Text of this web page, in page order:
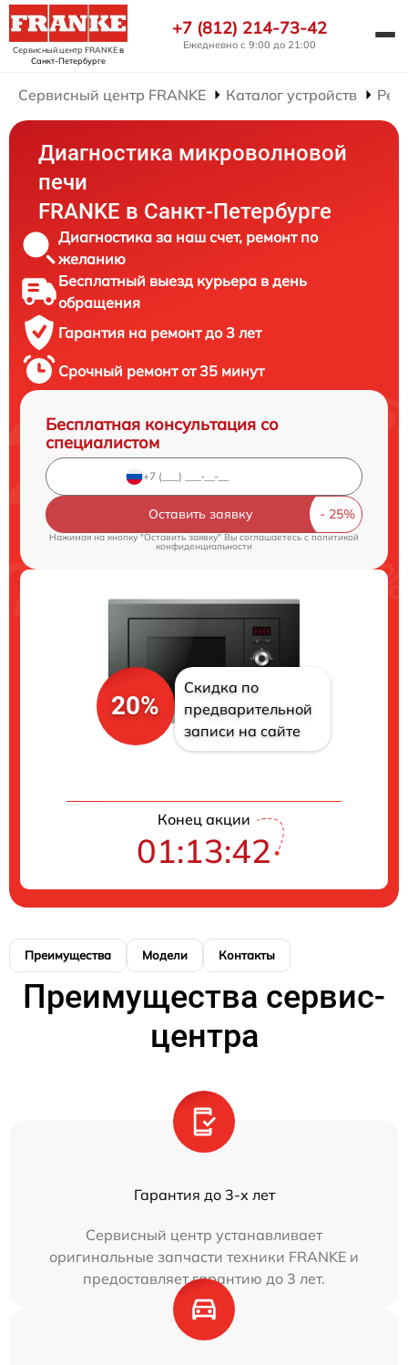
Сервисный центр FRANKEв
Санкт-Петербурге
+7 (812) 214-73-42
Ежедневно с 9:00 до 21:00
Сервисный центр FRANKE Каталог устройств
Диагностика микроволновой
печи
FRANKE в Санкт-Петербурге
Диагностика за наш счет, ремонт по
желанию
Бесплатный выезд курьера в день
обращения
Гарантия на ремонт до 3 лет
Срочный ремонт от 35 минут
Бесплатная консультация со
специалистом
Оставить заявку
Нажимая на кнопку "Оставить заявку" Вы соглашаетесь cполитикой
конфиденциальности
20%
Скидка по
предварительной
записи на сайте
Конец акции
01:13:42
Преимущества Модели Контакты
Преимущества сервис-
центра
Гарантия до 3-х лет
Сервисный центр устанавливает
оригинальные запчасти техники FRANKE и
предоставляет гарантию до 3 лет.